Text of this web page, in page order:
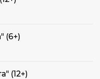
(6+)
(12+)